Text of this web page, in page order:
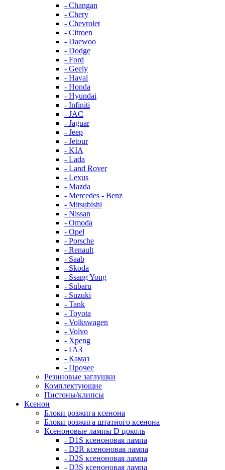
- Changan
- Chery
- Chevrolet
- Citroen
- Daewoo
- Dodge
- Ford
- Geely
- Haval
- Honda
- Hyundai
- Infiniti
- JAC
- Jaguar
- Jeep
- Jetour
- KIA
- Lada
- Land Rover
- Lexus
- Mazda
- Mercedes - Benz
- Mitsubishi
- Nissan
- Omoda
- Opel
- Porsche
- Renault
- Saab
- Skoda
- Ssang Yong
- Subaru
- Suzuki
- Tank
- Toyota
- Volkswagen
- Volvo
- Xpeng
- ГАЗ
- Камаз
- Прочее
Резиновые заглушки
Комплектующие
Пистоны/клипсы
Ксенон
Блоки розжига ксенона
Блоки розжига штатного ксенона
Ксеноновые лампы D цоколь
- D1S ксеноновая лампа
- D2R ксеноновая лампа
- D2S ксеноновая лампа
- D3S ксеноновая лампа